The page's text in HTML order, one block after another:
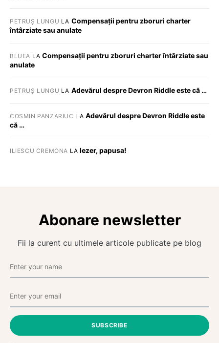
PETRUȘ LUNGU LA Compensații pentru zboruri charter
întârziate sau anulate
BLUEA LACompensații pentru zboruri charter întârziate sau
anulate
PETRUȘ LUNGU LA Adevărul despre Devron Riddle este că …
COSMIN PANZARIUC LA Adevărul despre Devron Riddle este
că …
ILIESCU CREMONA LA Iezer, papusa!
Abonare newsletter
Fii la curent cu ultimele articole publicate pe blog
SUBSCRIBE